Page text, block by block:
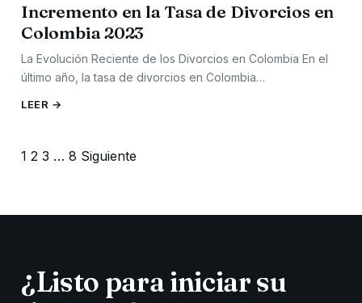
Incremento en la Tasa de Divorcios en
Colombia 2023
La Evolución Reciente de los Divorcios en Colombia En el
último año, la tasa de divorcios en Colombia…
LEER →
Paginación
1 2 3 … 8 Siguiente
¿Listo para iniciar su